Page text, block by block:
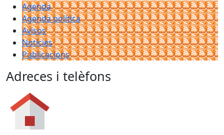
Agenda
Agenda política
Avisos
Notícies
Publicacions
Adreces i telèfons